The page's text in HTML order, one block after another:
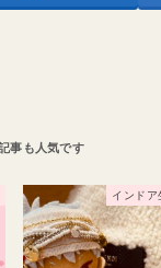
インドア